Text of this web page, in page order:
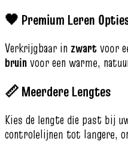
🖤 Premium Leren
Verkrijgbaar in zwartvoor
bruinvoor een warme,
📏 Meerdere Lengtes
Kies de lengte die past bij
controlelijnen tot langere,